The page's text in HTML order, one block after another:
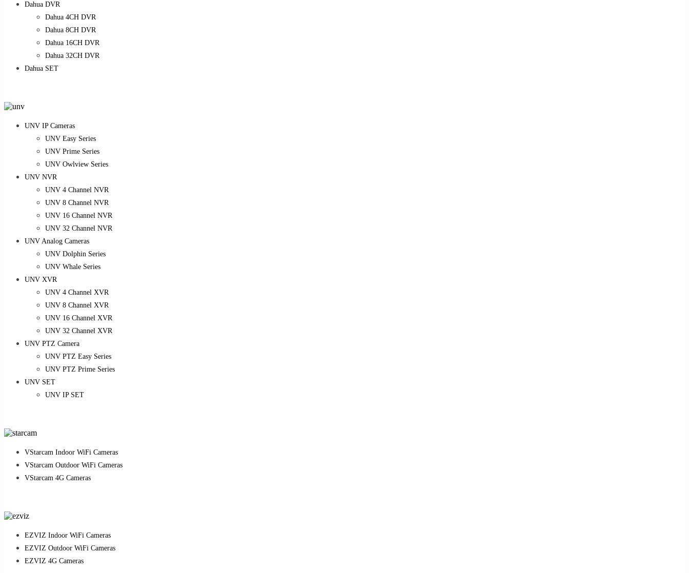
Dahua DVR
Dahua 4CH DVR
Dahua 8CH DVR
Dahua 16CH DVR
Dahua 32CH DVR
Dahua SET
UNV IP Cameras
UNV Easy Series
UNV Prime Series
UNV Owlview Series
UNV NVR
UNV 4 Channel NVR
UNV 8 Channel NVR
UNV 16 Channel NVR
UNV 32 Channel NVR
UNV Analog Cameras
UNV Dolphin Series
UNV Whale Series
UNV XVR
UNV 4 Channel XVR
UNV 8 Channel XVR
UNV 16 Channel XVR
UNV 32 Channel XVR
UNV PTZ Camera
UNV PTZ Easy Series
UNV PTZ Prime Series
UNV SET
UNV IP SET
VStarcam Indoor WiFi Cameras
VStarcam Outdoor WiFi Cameras
VStarcam 4G Cameras
EZVIZ Indoor WiFi Cameras
EZVIZ Outdoor WiFi Cameras
EZVIZ 4G Cameras